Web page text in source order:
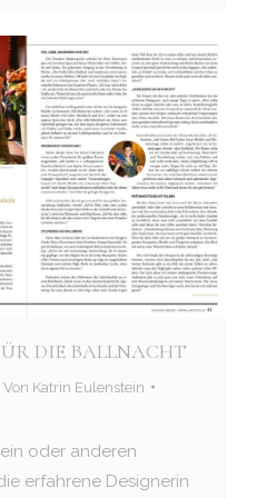
DIE BALLNACHT
Von Katrin Eulenstein
oder anderen
erfahrene Designerin